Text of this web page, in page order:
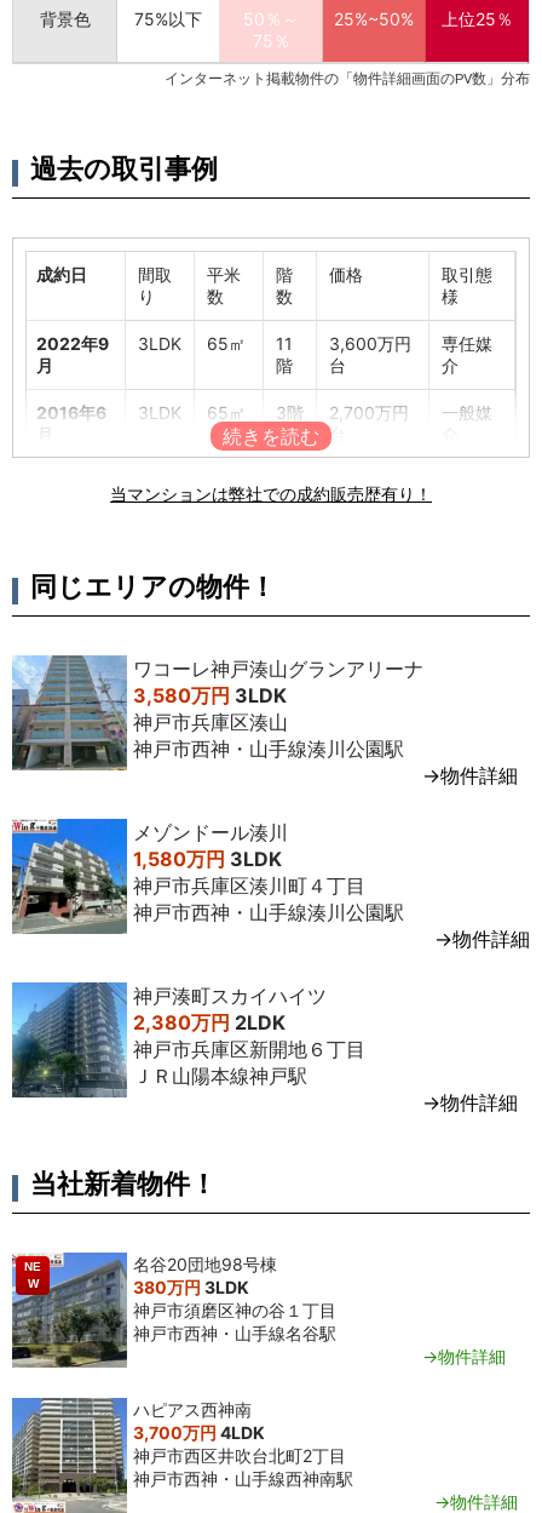
背景色 75%以下
50％～
75％
25%~50% 上位25％
インターネット掲載物件の「物件詳細画面のPV数」分布
過去の取引事例
成約日
間取
り
平米
数
階
数
価格
取引態
様
2022年9
月
3LDK 65㎡
11
階
3,600万円
台
専任媒
介
2016年6
月
3LDK 65㎡ 3階
2,700万円
台
一般媒
当マンションは弊社での成約販売歴有り！
同じエリアの物件！
ワコーレ神戸湊山グランアリーナ
3,580万円 3LDK
神戸市兵庫区湊山
神戸市西神・山手線湊川公園駅
→物件詳細
メゾンドール湊川
1,580万円 3LDK
神戸市兵庫区湊川町４丁目
神戸市西神・山手線湊川公園駅
→物件詳細
神戸湊町スカイハイツ
2,380万円 2LDK
神戸市兵庫区新開地６丁目
ＪＲ山陽本線神戸駅
→物件詳細
当社新着物件！
NE
W
名谷20団地98号棟
380万円 3LDK
神戸市須磨区神の谷１丁目
神戸市西神・山手線名谷駅
→物件詳細
ハピアス西神南
3,700万円 4LDK
神戸市西区井吹台北町2丁目
神戸市西神・山手線西神南駅
→物件詳細